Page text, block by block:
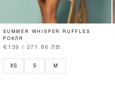
SUMMER WHISPER RUFFLES
РОКЛЯ
€139 / 271.86 ЛВ.
XS S M